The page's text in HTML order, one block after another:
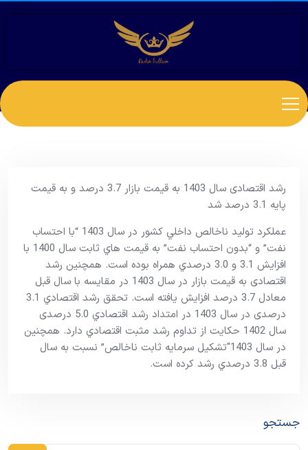
رشد اقتصادی سال 1403 به قیمت بازار 3.7 درصد و به قیمت
پایه 3.1 درصد شد
عملکرد توليد ناخالص داخلي کشور در سال 1403 “با احتساب
نفت” و “بدون احتساب نفت” به قيمت هاي ثابت سال 1400 با
افزايش 3.1 و 3.0 درصدي همراه بوده است. همچنین رشد
اقتصادی به قیمت بازار در سال 1403 در مقایسه با سال قبل
معادل 3.7 درصد افزایش یافته است. تحقق رشد اقتصادي 3.1
درصدی در سال 1403 در امتداد رشد اقتصادي 5.0 درصدی
سال 1402 حکايت از تداوم رشد مثبت اقتصادي دارد. همچنین
در سال 1403″تشکيل سرمايه ثابت ناخالص” نسبت به سال
قبل 3.8 درصدي رشد کرده است.
جستجو